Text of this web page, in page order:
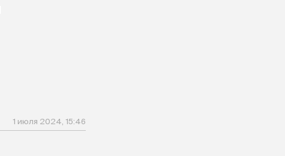
1 июля 2024, 15:46